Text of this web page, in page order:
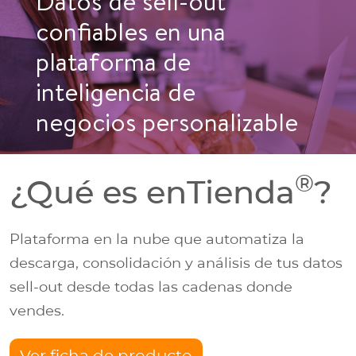
confiables en una
plataforma de
inteligencia de
negocios personalizable
¿Qué es enTienda®?
Plataforma en la nube que automatiza la
descarga, consolidación y análisis de tus datos
sell-out desde todas las cadenas donde
vendes.